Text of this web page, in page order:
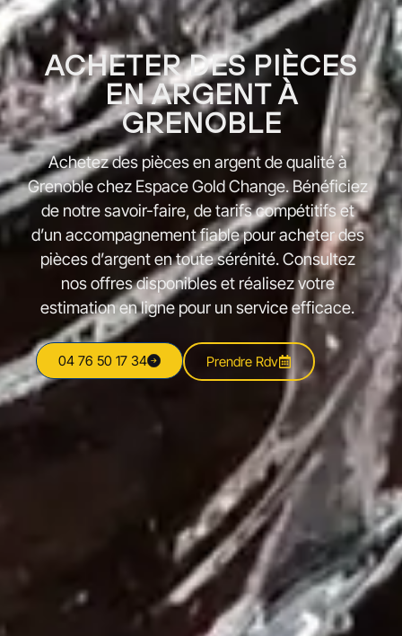
ACHETER DES PIÈCES
EN ARGENT À
GRENOBLE
Achetez des pièces en argent de qualité à
Grenoble chez Espace Gold Change. Bénéficiez
de notre savoir-faire, de tarifs compétitifs et
d’un accompagnement fiable pour acheter des
pièces d’argent en toute sérénité. Consultez
nos offres disponibles et réalisez votre
estimation en ligne pour un service efficace.
04 76 50 17 34 Prendre Rdv